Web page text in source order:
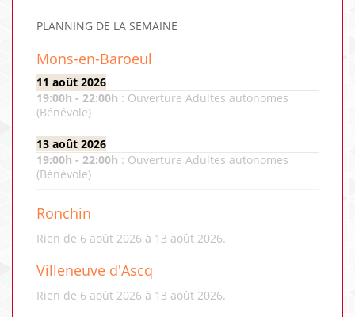
PLANNING DE LA SEMAINE
Mons-en-Baroeul
11 août 2026
19:00h - 22:00h : Ouverture Adultes autonomes
(Bénévole)
13 août 2026
19:00h - 22:00h : Ouverture Adultes autonomes
(Bénévole)
Ronchin
Rien de 6 août 2026 à 13 août 2026.
Villeneuve d'Ascq
Rien de 6 août 2026 à 13 août 2026.